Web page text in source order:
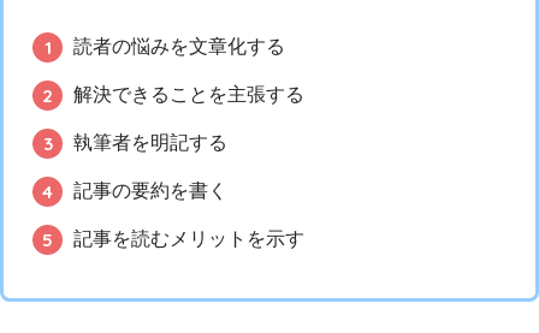
読者の悩みを文章化する
解決できることを主張する
執筆者を明記する
記事の要約を書く
記事を読むメリットを示す